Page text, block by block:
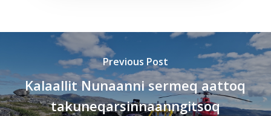
Previous Post
Kalaallit Nunaanni sermeq aattoq
takuneqarsinnaanngitsoq